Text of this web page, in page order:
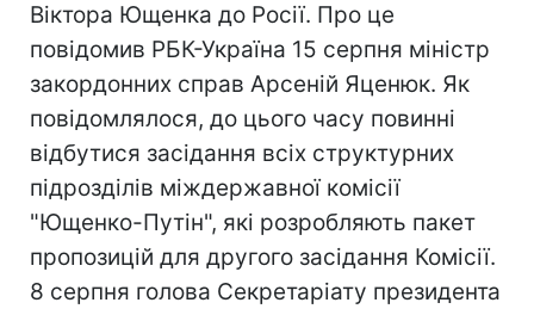
Віктора Ющенка до Росії. Про це
повідомив РБК-Україна 15 серпня міністр
закордонних справ Арсеній Яценюк. Як
повідомлялося, до цього часу повинні
відбутися засідання всіх структурних
підрозділів міждержавної комісії
"Ющенко-Путін", які розробляють пакет
пропозицій для другого засідання Комісії.
8 серпня голова Секретаріату президента